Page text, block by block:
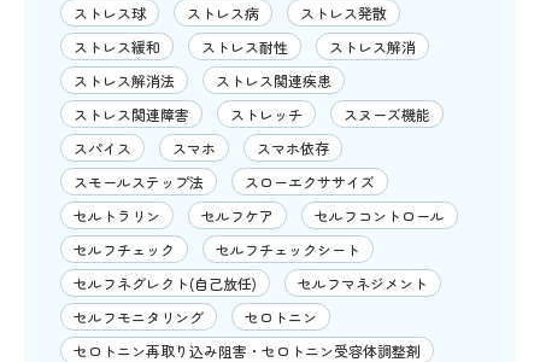
ストレス球
ストレス病
ストレス発散
ストレス緩和
ストレス耐性
ストレス解消
ストレス解消法
ストレス関連疾患
ストレス関連障害
ストレッチ
スヌーズ機能
スパイス
スマホ
スマホ依存
スモールステップ法
スローエクササイズ
セルトラリン
セルフケア
セルフコントロール
セルフチェック
セルフチェックシート
セルフネグレクト(自己放任)
セルフマネジメント
セルフモニタリング
セロトニン
セロトニン再取り込み阻害・セロトニン受容体調整剤